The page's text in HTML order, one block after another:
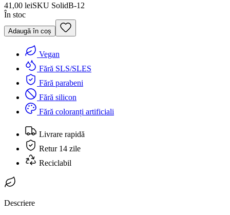
41,00 leiSKU SolidB-12
În stoc
Adaugă în coș
Vegan
Fără SLS/SLES
Fără parabeni
Fără silicon
Fără coloranți artificiali
Livrare rapidă
Retur 14 zile
Reciclabil
Descriere